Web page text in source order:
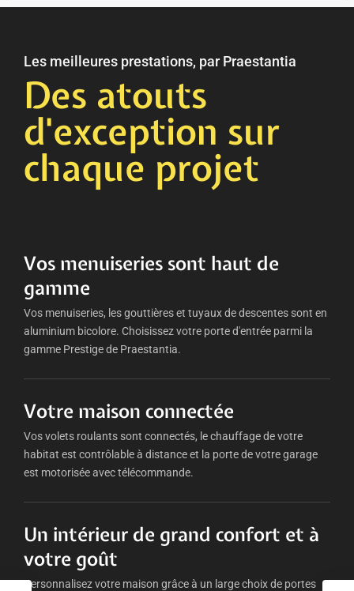
Les meilleures prestations, par Praestantia
Des atouts
d'exception sur
chaque projet
Vos menuiseries sont haut de
gamme
Vos menuiseries, les gouttières et tuyaux de descentes sont en
aluminium bicolore. Choisissez votre porte d'entrée parmi la
gamme Prestige de Praestantia.
Votre maison connectée
Vos volets roulants sont connectés, le chauffage de votre
habitat est contrôlable à distance et la porte de votre garage
est motorisée avec télécommande.
Un intérieur de grand confort et à
votre goût
Personnalisez votre maison grâce à un large choix de portes